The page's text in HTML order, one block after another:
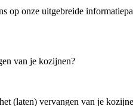
op onze uitgebreide
van je kozijnen?
(laten) vervangen van je